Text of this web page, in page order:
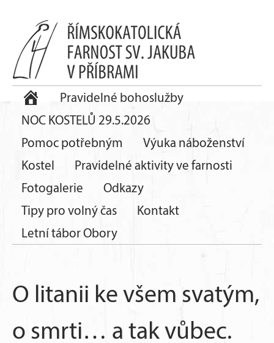
Pravidelné bohoslužby
NOC KOSTELŮ 29.5.2026
Pomoc potřebným
Výuka náboženství
Kostel
Pravidelné aktivity ve farnosti
Fotogalerie
Odkazy
Tipy pro volný čas
Kontakt
Letní tábor Obory
O litanii ke všem svatým,
o smrti… a tak vůbec.